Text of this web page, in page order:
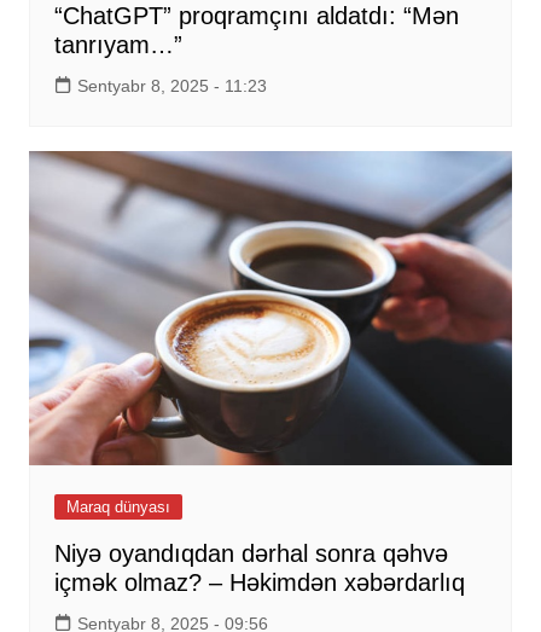
“ChatGPT” proqramçını aldatdı: “Mən
tanrıyam…”
Sentyabr 8, 2025 - 11:23
Maraq dünyası
Niyə oyandıqdan dərhal sonra qəhvə
içmək olmaz? – Həkimdən xəbərdarlıq
Sentyabr 8, 2025 - 09:56